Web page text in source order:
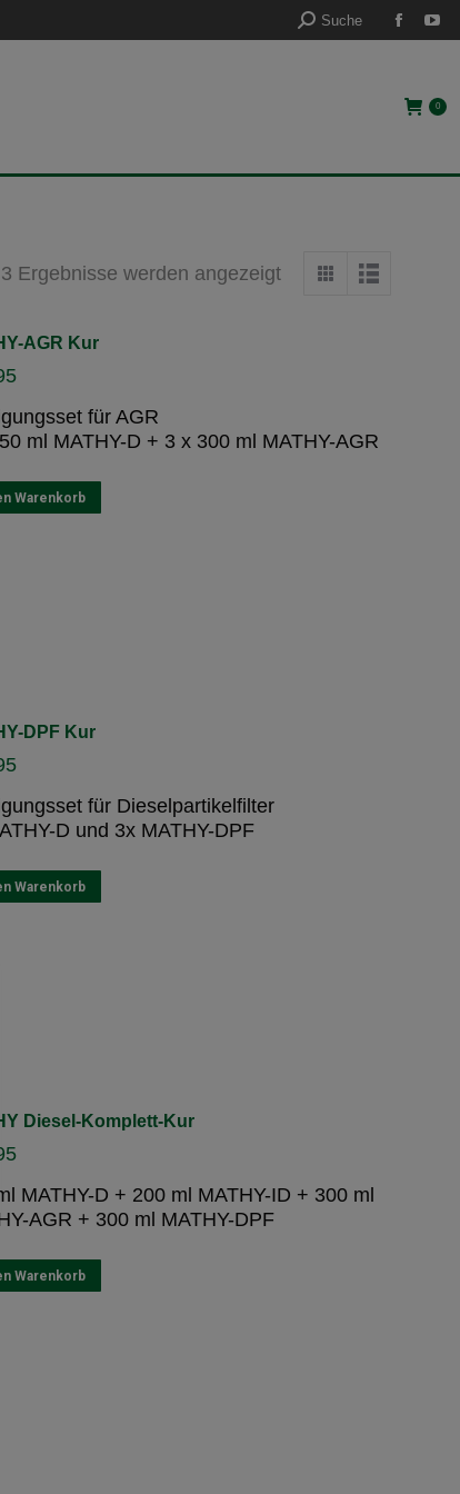
Suche:Suche
in
in
0
Ergebnisse werden angezeigt
AGR Kur
für AGR
ml MATHY-D + 3 x 300 ml MATHY-AGR
Warenkorb
DPF Kur
für Dieselpartikelfilter
D und 3x MATHY-DPF
Warenkorb
Diesel-Komplett-Kur
MATHY-D + 200 ml MATHY-ID + 300 ml
AGR + 300 ml MATHY-DPF
Warenkorb